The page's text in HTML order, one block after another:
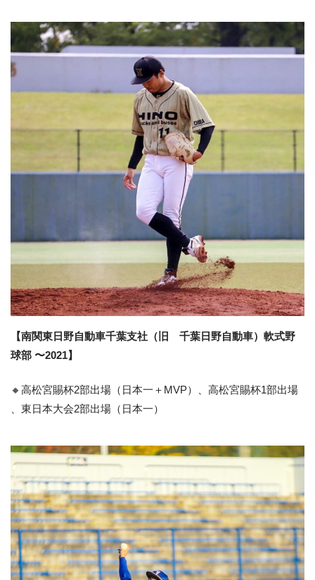
【南関東日野自動車千葉支社（旧 千葉日野自動車）軟式野
球部 〜2021】
🔸高松宮賜杯2部出場（日本一＋MVP）、高松宮賜杯1部出場
、東日本大会2部出場（日本一）